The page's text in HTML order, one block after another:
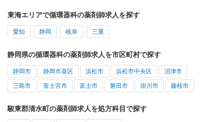
東海エリアで循環器科の薬剤師求人を探す
愛知 静岡 岐阜 三重
静岡県の循環器科の薬剤師求人を市区町村で探す
静岡市 静岡市葵区 浜松市 浜松市中央区 沼津市
三島市 富士宮市 富士市 磐田市 掛川市 藤枝市
駿東郡清水町の薬剤師求人を処方科目で探す